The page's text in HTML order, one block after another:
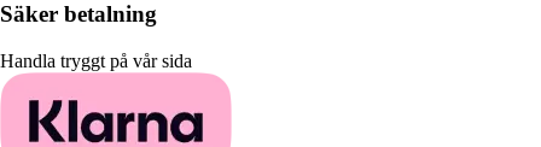
Säker betalning
Handla tryggt på vår sida